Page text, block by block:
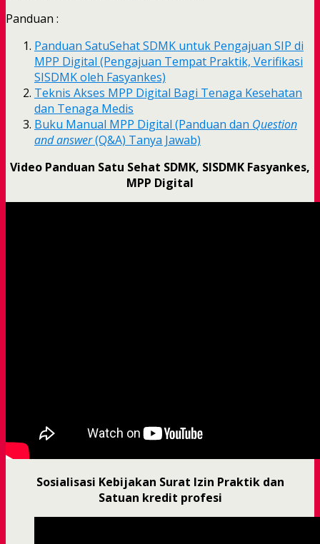
Panduan :
Panduan SatuSehat SDMK untuk Pengajuan SIP di
MPP Digital (Pengajuan Tempat Praktik, Verifikasi
SISDMK oleh Fasyankes)
Teknis Akses MPP Digital Bagi Tenaga Kesehatan
dan Tenaga Medis
Buku Manual MPP Digital (Panduan dan Question
and answer(Q&A) Tanya Jawab)
Video Panduan Satu Sehat SDMK, SISDMK Fasyankes,
MPP Digital
Sosialisasi Kebijakan Surat Izin Praktik dan
Satuan kredit profesi